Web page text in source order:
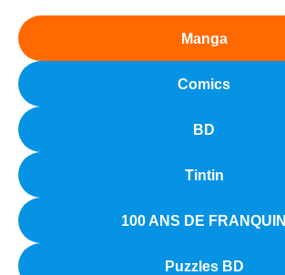
Manga
Comics
BD
Tintin
100 ANS DE FRANQUIN
Puzzles BD